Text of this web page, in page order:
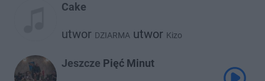
Cake
utwor DZIARMA utwor Kizo
Jeszcze Pięć Minut